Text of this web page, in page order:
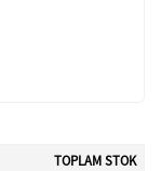
TOPLAM STOK